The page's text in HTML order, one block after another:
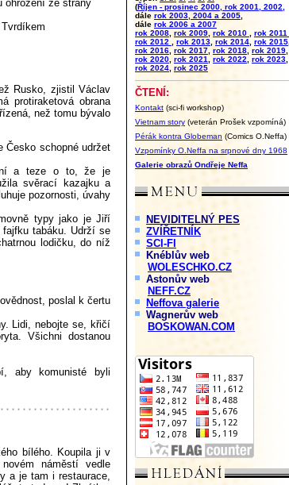
(Říjen - prosinec 2000, rok 2001, 2002,
dále rok 2003, 2004 a 2005
dále rok 2006 a 2007
rok 2008 rok 2009 rok 2010 rok 2011
rok 2012
rok 2013 rok 2014 rok 2015
rok 2016 rok 2017 rok 2018 rok 2019
rok 2020 rok 2021 rok 2022 rok 2023
rok 2024 rok 2025
ČTENÍ:
Kontakt (sci-fi workshop)
Vietnam story (veterán Prošek vzpomíná)
Pérák kontra Globeman (Comics O.Neffa)
Vzpomínky O.Neffa na srpnové dny 1968
Galerie obrazů Ondřeje Neffa
NEVIDITELNÝ PES
ZVÍŘETNÍK
SCI-FI
Knéblův web
WOLESCHKO.CZ
Astonův web
NEFF.CZ
Neffova galerie
Wagnerův web
BOSKOWAN.COM
ohrožení ze strany
Rusko, zjistil Václav
protiraketová obrana
než tomu bývalo
Česko schopné udržet
a teze o to, že je
svěrací kazajku a
pozornosti, úvahy
typy jako je Jiří
fajfku tabáku. Udrží se
lodičku, do níž
poslal k čertu
Lidi, nebojte se, křičí
Všichni dostanou
aby komunisté byli
bílého. Koupila ji v
náměstí vedle
a je tam i restaurace,